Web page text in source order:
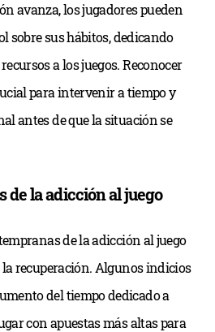
avanza, los jugadores pueden
sobre sus hábitos, dedicando
a los juegos. Reconocer
para intervenir a tiempo y
antes de que la situación se
de la adicción al juego
de la adicción al juego
la recuperación. Algunos indicios
del tiempo dedicado a
con apuestas más altas para